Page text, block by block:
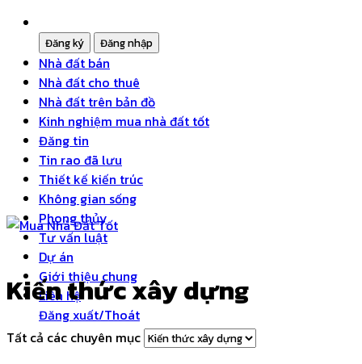
Nhà đất bán
Nhà đất cho thuê
Nhà đất trên bản đồ
Kinh nghiệm mua nhà đất tốt
Đăng tin
Tin rao đã lưu
Thiết kế kiến trúc
Không gian sống
Phong thủy
Tư vấn luật
Dự án
Giới thiệu chung
Liên hệ
Đăng xuất/Thoát
Kiến thức xây dựng
Tất cả các chuyên mục